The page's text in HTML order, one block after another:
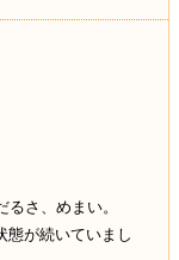
さ、めまい。
態が続いていまし